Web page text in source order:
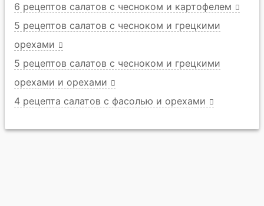
6 рецептов салатов с чесноком и картофелем
5 рецептов салатов с чесноком и грецкими
орехами
5 рецептов салатов с чесноком и грецкими
орехами и орехами
4 рецепта салатов с фасолью и орехами